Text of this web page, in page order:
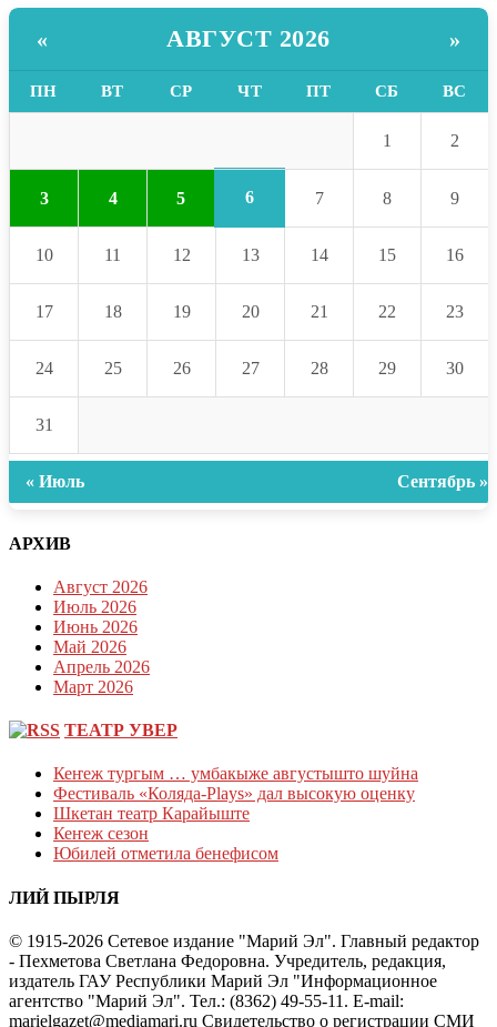
« АВГУСТ 2026 »
ПН ВТ СР ЧТ ПТ СБ ВС
1 2
3 4 5 6 7 8 9
10 11 12 13 14 15 16
17 18 19 20 21 22 23
24 25 26 27 28 29 30
31
« Июль Сентябрь »
АРХИВ
Август 2026
Июль 2026
Июнь 2026
Май 2026
Апрель 2026
Март 2026
ТЕАТР УВЕР
Кеҥеж тургым … умбакыже августышто шуйна
Фестиваль «Коляда-Plays» дал высокую оценку
Шкетан театр Карайыште
Кеҥеж сезон
Юбилей отметила бенефисом
ЛИЙ ПЫРЛЯ
© 1915-2026 Сетевое издание "Марий Эл". Главный редактор
- Пехметова Светлана Федоровна. Учредитель, редакция,
издатель ГАУ Республики Марий Эл "Информационное
агентство "Марий Эл". Тел.: (8362) 49-55-11. E-mail:
marielgazet@mediamari.ru Свидетельство о регистрации СМИ